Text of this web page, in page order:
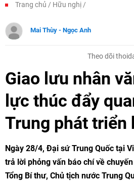
Trang chủ Hữu nghị
Mai Thùy - Ngọc Anh
Theo dõi
Giao lưu nhân
lực thúc đẩy
Trung phát triển
Ngày 28/4, Đại sứ Trung Quốc tại
trả lời phỏng vấn báo chí về
Tổng Bí thư, Chủ tịch nước Trung